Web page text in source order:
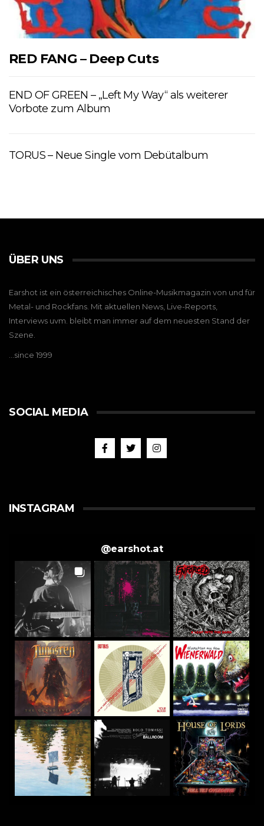
RED FANG – Deep Cuts
END OF GREEN – „Left My Way“ als weiterer
Vorbote zum Album
TORUS – Neue Single vom Debütalbum
ÜBER UNS
Earshot ist ein österreichisches Online-Musikmagazin von und für
Metal- und Rockfans. Mit aktuellen News, Live-Reports,
Interviews uvm. bleibt man immer auf dem neuesten Stand der
Szene.
…since 1999
SOCIAL MEDIA
INSTAGRAM
@earshot.at